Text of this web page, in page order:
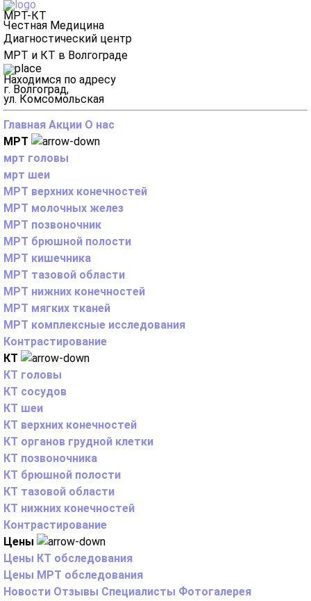
МРТ-КТ
Честная Медицина
Диагностический центр
МРТ и КТ в Волгограде
Находимся по адресу
г. Волгоград,
ул. Комсомольская
Главная Акции О нас
МРТ
мрт головы
мрт шеи
МРТ верхних конечностей
МРТ молочных желез
МРТ позвоночник
МРТ брюшной полости
МРТ кишечника
МРТ тазовой области
МРТ нижних конечностей
МРТ мягких тканей
МРТ комплексные исследования
Контрастирование
КТ
КТ головы
КТ сосудов
КТ шеи
КТ верхних конечностей
КТ органов грудной клетки
КТ позвоночника
КТ брюшной полости
КТ тазовой области
КТ нижних конечностей
Контрастирование
Цены
Цены КТ обследования
Цены МРТ обследования
Новости Отзывы Специалисты Фотогалерея